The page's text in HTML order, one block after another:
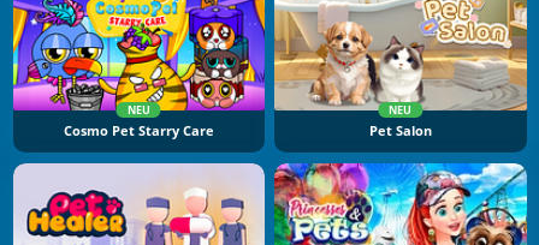
NEU
Cosmo Pet Starry Care
NEU
Pet Salon